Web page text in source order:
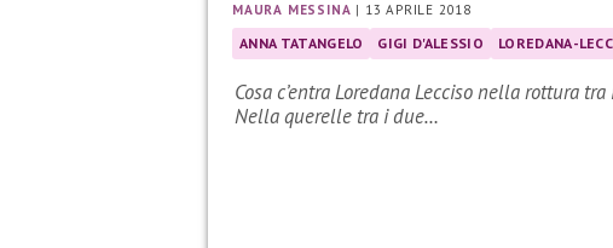
MAURA MESSINA | 13 APRILE 2018
ANNA TATANGELO GIGI D'ALESSIO LOREDANA-
Cosa c’entra Loredana Lecciso nella rottura
Nella querelle tra i due…